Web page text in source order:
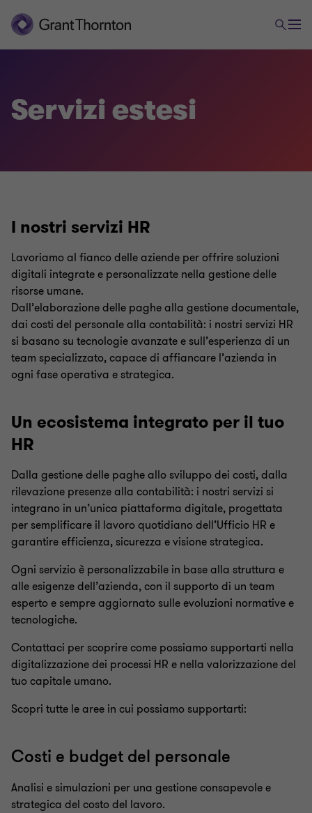
HR & Payroll Advisory Services
Servizi estesi
Portale HR
Servizi estesi
I nostri servizi HR
Lavoriamo al fianco delle aziende per offrire soluzioni
digitali integrate e personalizzate nella gestione delle
risorse umane.
Dall’elaborazione delle paghe alla gestione documentale,
dai costi del personale alla contabilità: i nostri servizi HR
si basano su tecnologie avanzate e sull’esperienza di un
team specializzato, capace di affiancare l’azienda in
ogni fase operativa e strategica.
Un ecosistema integrato per il tuo
HR
Dalla gestione delle paghe allo sviluppo dei costi, dalla
rilevazione presenze alla contabilità: i nostri servizi si
integrano in un’unica piattaforma digitale, progettata
per semplificare il lavoro quotidiano dell’Ufficio HR e
garantire efficienza, sicurezza e visione strategica.
Ogni servizio è personalizzabile in base alla struttura e
alle esigenze dell’azienda, con il supporto di un team
esperto e sempre aggiornato sulle evoluzioni normative e
tecnologiche.
Contattaci per scoprire come possiamo supportarti nella
digitalizzazione dei processi HR e nella valorizzazione del
tuo capitale umano.
Scopri tutte le aree in cui possiamo supportarti:
Costi e budget del personale
Analisi e simulazioni per una gestione consapevole e
strategica del costo del lavoro.